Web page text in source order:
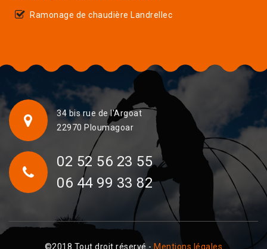
Ramonage de chaudière Landrellec
34 bis rue de l'Argoat
22970 Ploumagoar
02 52 56 23 55
06 44 99 33 82
©2018 Tout droit réservé - Mentions légales